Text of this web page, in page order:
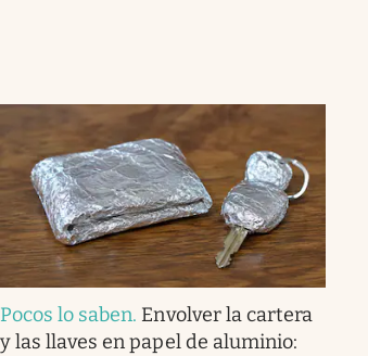
Pocos lo saben. Envolver la cartera
y las llaves en papel de aluminio: